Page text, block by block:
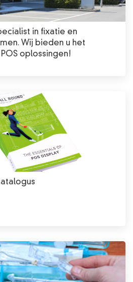
in fixatie en
Wij bieden u het
oplossingen!